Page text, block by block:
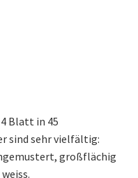
Blatt in 45
sind sehr vielfältig:
großflächig